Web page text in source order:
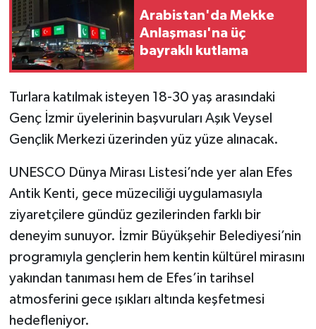
Arabistan'da Mekke
Anlaşması'na üç
bayraklı kutlama
Turlara katılmak isteyen 18-30 yaş arasındaki
Genç İzmir üyelerinin başvuruları Aşık Veysel
Gençlik Merkezi üzerinden yüz yüze alınacak.
UNESCO Dünya Mirası Listesi’nde yer alan Efes
Antik Kenti, gece müzeciliği uygulamasıyla
ziyaretçilere gündüz gezilerinden farklı bir
deneyim sunuyor. İzmir Büyükşehir Belediyesi’nin
programıyla gençlerin hem kentin kültürel mirasını
yakından tanıması hem de Efes’in tarihsel
atmosferini gece ışıkları altında keşfetmesi
hedefleniyor.